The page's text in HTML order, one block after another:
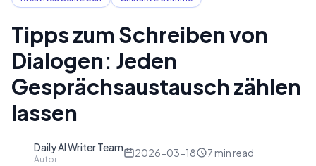
Tipps zum Schreiben von
Dialogen: Jeden
Gesprächsaustausch zählen
lassen
Daily AI Writer Team
Autor
2026-03-18 7 min read